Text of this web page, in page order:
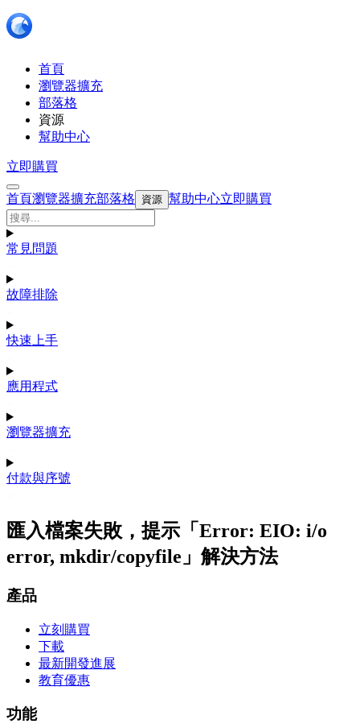
首頁
瀏覽器擴充
部落格
資源
幫助中心
立即購買
首頁瀏覽器擴充部落格 資源 幫助中心立即購買
常見問題
故障排除
快速上手
應用程式
瀏覽器擴充
付款與序號
匯入檔案失敗，提示「Error: EIO: i/o
error, mkdir/copyfile」解決方法
產品
立刻購買
下載
最新開發進展
教育優惠
功能